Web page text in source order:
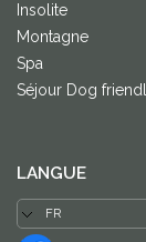
Insolite
Montagne
Spa
Séjour Dog
LANGUE